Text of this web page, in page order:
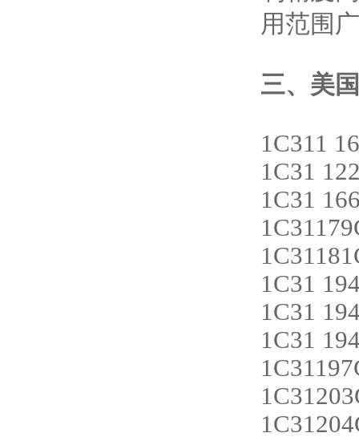
用范围
三、美
1C311
1C31
1C31
1C31
1C31
1C31